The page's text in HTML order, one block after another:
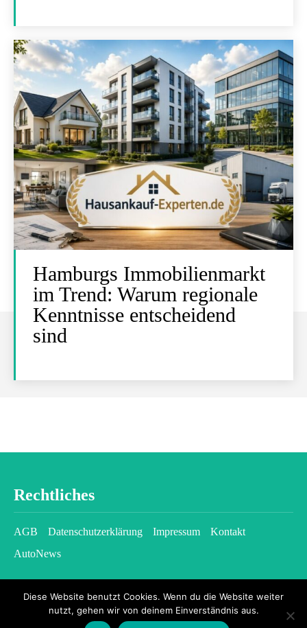
Hamburgs Immobilienmarkt
im Trend: Warum regionale
Kenntnisse entscheidend
sind
Rechtliches
AGB Datenschutzerklärung Impressum
Kontakt
AutoNews
Diese Website benutzt Cookies. Wenn du die Website weiter
nutzt, gehen wir von deinem Einverständnis aus.